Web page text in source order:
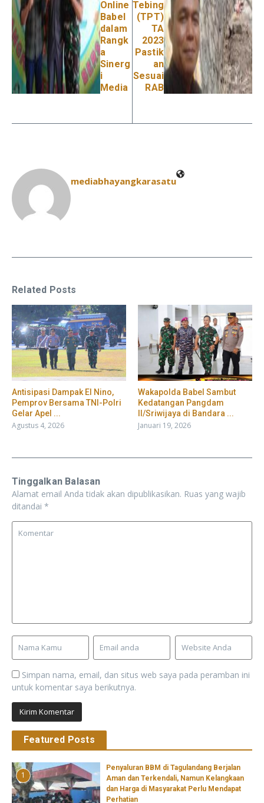
Online
Babel
dalam
Rangk
a
Sinerg
i
Media
Tebing
(TPT)
TA
2023
Pastik
an
Sesuai
RAB
mediabhayangkarasatu
Related Posts
​Antisipasi Dampak El Nino,
Pemprov Bersama TNI-Polri
Gelar Apel ...
Agustus 4, 2026
Wakapolda Babel Sambut
Kedatangan Pangdam
II/Sriwijaya di Bandara ...
Januari 19, 2026
Tinggalkan Balasan
Alamat email Anda tidak akan dipublikasikan. Ruas yang wajib
ditandai *
Simpan nama, email, dan situs web saya pada peramban ini
untuk komentar saya berikutnya.
Featured Posts
1
Penyaluran BBM di Tagulandang Berjalan
Aman dan Terkendali, Namun Kelangkaan
dan Harga di Masyarakat Perlu Mendapat
Perhatian